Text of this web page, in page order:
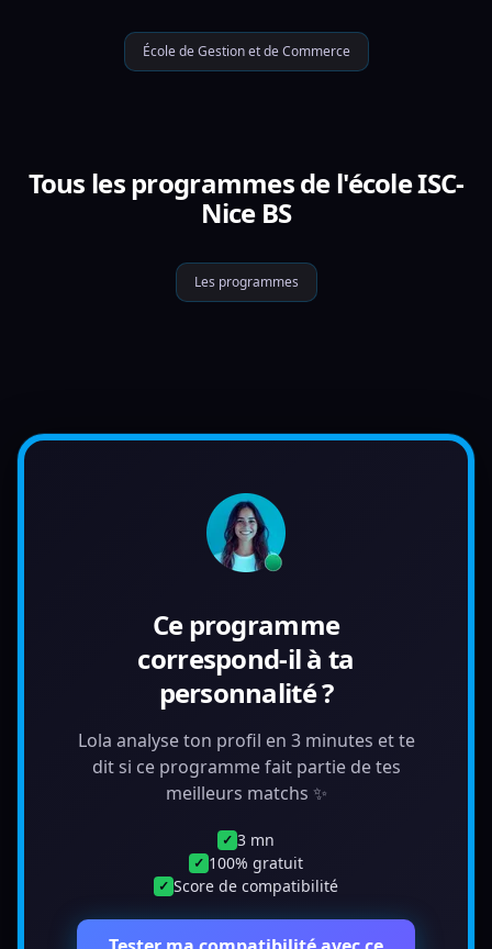
École de Gestion et de Commerce
Tous les programmes de l'école ISC-
Nice BS
Les programmes
Ce programme
correspond-il à ta
personnalité ?
Lola analyse ton profil en 3 minutes et te
dit si ce programme fait partie de tes
meilleurs matchs ✨
✓ 3 mn
✓ 100% gratuit
✓ Score de compatibilité